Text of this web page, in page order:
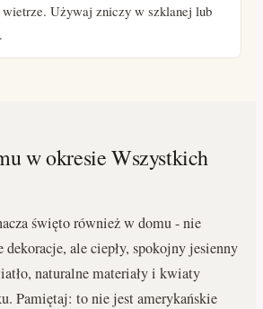
wietrze. Używaj zniczy w szklanej lub
w okresie Wszystkich
święto również w domu - nie
dekoracje, ale ciepły, spokojny jesienny
naturalne materiały i kwiaty
Pamiętaj: to nie jest amerykańskie